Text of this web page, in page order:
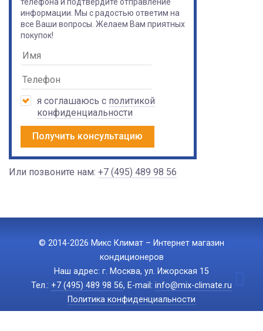
информации. Мы с радостью ответим на
все Ваши вопросы. Желаем Вам приятных
покупок!
я соглашаюсь с политикой
конфиденциальности
Получить консультацию
Или позвоните нам: +7 (495) 489 98 56
© 2014-2026 Микс Климат – Интернет магазин
кондиционеров
Наш адрес: г. Москва, ул. Ижорская 15
Тел.: +7 (495) 489 98 56, E-mail: info@mix-climate.ru
Политика конфиденциальности